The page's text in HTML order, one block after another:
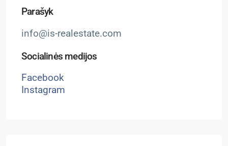
Parašyk
info@is-realestate.com
Socialinės medijos
Facebook
Instagram